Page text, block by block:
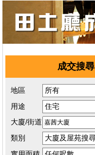
成交搜尋
地區
用途
大廈/街道
類別